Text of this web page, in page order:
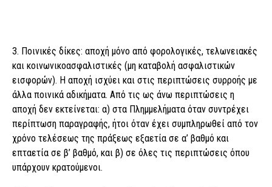
3. Ποινικές δίκες: αποχή μόνο από φορολογικές, τελωνειακές
και κοινωνικοασφαλιστικές (μη καταβολή ασφαλιστικών
εισφορών). Η αποχή ισχύει και στις περιπτώσεις συρροής με
άλλα ποινικά αδικήματα. Από τις ως άνω περιπτώσεις η
αποχή δεν εκτείνεται: α) στα Πλημμελήματα όταν συντρέχει
περίπτωση παραγραφής, ήτοι όταν έχει συμπληρωθεί από τον
χρόνο τελέσεως της πράξεως εξαετία σε α’ βαθμό και
επταετία σε β’ βαθμό, και β) σε όλες τις περιπτώσεις όπου
υπάρχουν κρατούμενοι.